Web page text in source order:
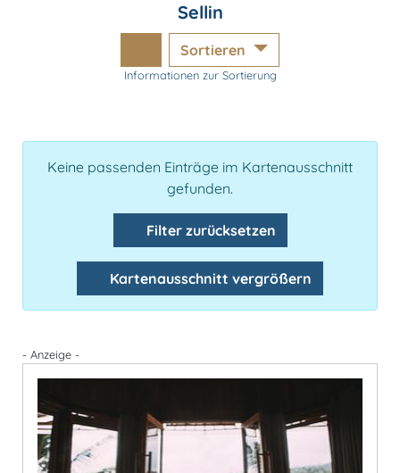
Sellin
Sortieren
Informationen zur Sortierung
Keine passenden Einträge im Kartenausschnitt
gefunden.
Filter zurücksetzen
Kartenausschnitt vergrößern
- Anzeige -